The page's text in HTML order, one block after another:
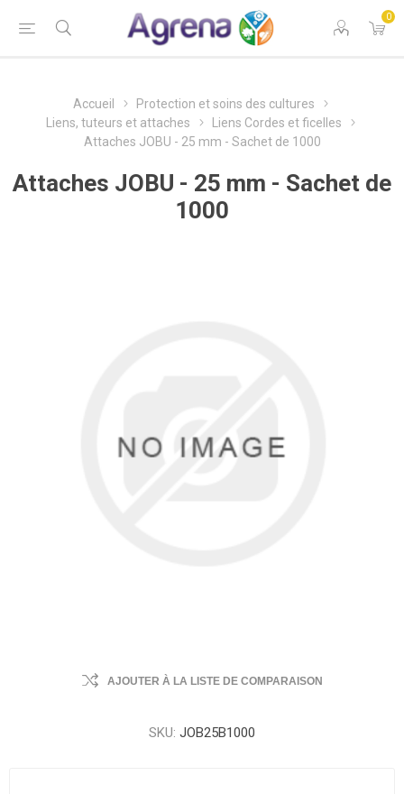
0
Accueil
Protection et soins des cultures
Liens, tuteurs et attaches
Liens Cordes et ficelles
Attaches JOBU - 25 mm - Sachet de 1000
Attaches JOBU - 25 mm - Sachet de
1000
AJOUTER À LA LISTE DE COMPARAISON
SKU: JOB25B1000